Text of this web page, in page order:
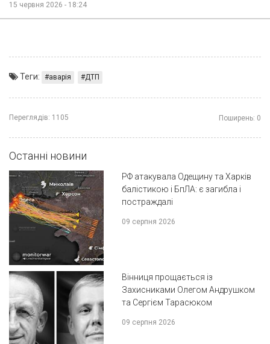
15 червня 2026 - 18:24
Теги: аварія ДТП
Переглядів: 1105 Поширень: 0
Останні новини
РФ атакувала Одещину та Харків
балістикою і БпЛА: є загибла і
постраждалі
09 серпня 2026
Вінниця прощається із
Захисниками Олегом Андрушком
та Сергієм Тарасюком
09 серпня 2026